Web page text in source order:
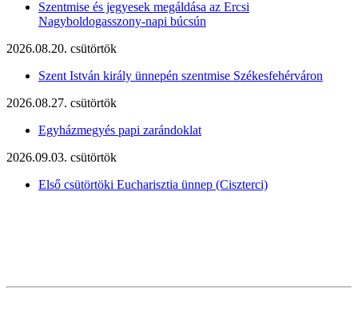
Szentmise és jegyesek megáldása az Ercsi
Nagyboldogasszony-napi búcsún
2026.08.20. csütörtök
Szent István király ünnepén szentmise Székesfehérváron
2026.08.27. csütörtök
Egyházmegyés papi zarándoklat
2026.09.03. csütörtök
Első csütörtöki Eucharisztia ünnep (Ciszterci)